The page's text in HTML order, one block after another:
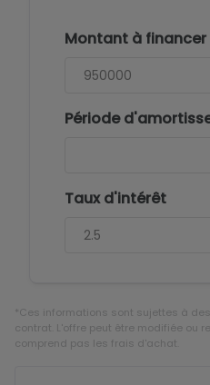
Montant à financer
Période
Taux d'intérêt
*Ces informations sont sujettes à
contrat. L'offre peut être modifiée ou
comprend pas les frais d'achat.